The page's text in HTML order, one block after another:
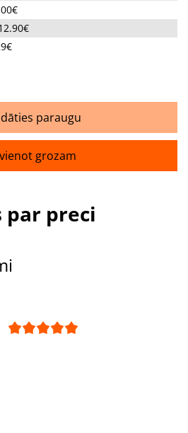
paraugu
grozam
par preci